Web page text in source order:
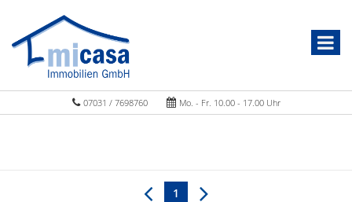
07031 / 7698760 Mo. - Fr. 10.00 - 17.00 Uhr
1